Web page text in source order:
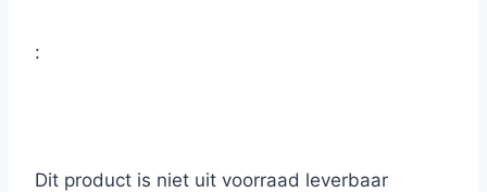
:
Dit product is niet uit voorraad leverbaar